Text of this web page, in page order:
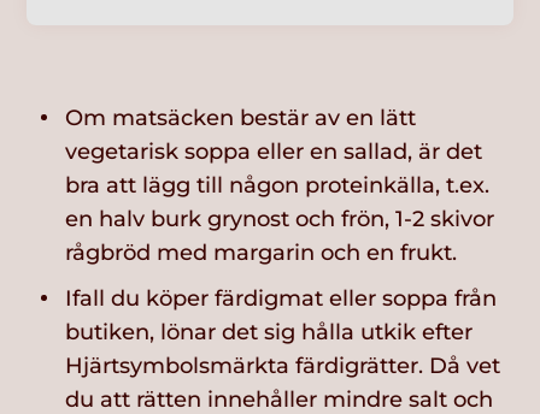
Om matsäcken bestär av en lätt
vegetarisk soppa eller en sallad, är det
bra att lägg till någon proteinkälla, t.ex.
en halv burk grynost och frön, 1-2 skivor
rågbröd med margarin och en frukt.
Ifall du köper färdigmat eller soppa från
butiken, lönar det sig hålla utkik efter
Hjärtsymbolsmärkta färdigrätter. Då vet
du att rätten innehåller mindre salt och